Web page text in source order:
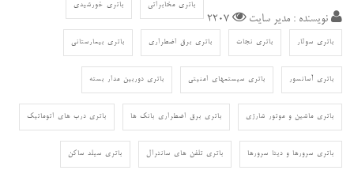
نویسنده : مدیر سایت 2207
باتری مخابراتی باتری خورشیدی
باتری سولار باتری نجات باتری برق اضطراری باتری بیمارستانی
باتری آسانسور باتری سیستمهای امنیتی باتری دوربین مدار بسته
باتری ماشین و موتور شارژی باتری برق اضطراری بانک ها باتری درب های اتوماتیک
باتری سرورها و دیتا سرورها باتری تلفن های سانترال باتری سیلد ساکن